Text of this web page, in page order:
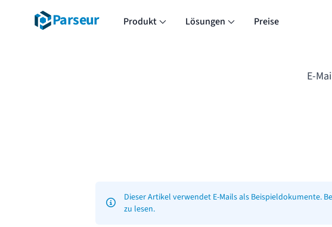
Parseur Produkt Lösungen Preise
E-
Dieser Artikel verwendet E-Mails als Beispieldokumente.
zu lesen.